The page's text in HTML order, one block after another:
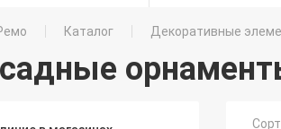
Каталог Декоративные